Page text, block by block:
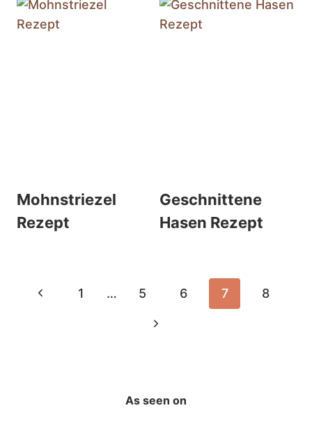
Mohnstriezel
Rezept
Geschnittene
Hasen Rezept
Seitennavigation
Vorherige
1 … 5 6 7 8
Nächste
As seen on